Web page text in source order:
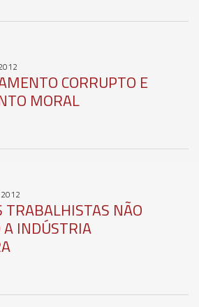
CORRUPTO E
MORAL
TRABALHISTAS NÃO
A INDÚSTRIA